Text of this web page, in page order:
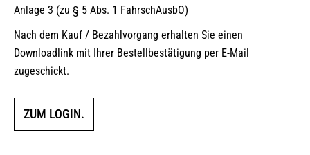
Anlage 3 (zu § 5 Abs. 1 FahrschAusbO)
Nach dem Kauf / Bezahlvorgang erhalten Sie einen
Downloadlink mit Ihrer Bestellbestätigung per E-Mail
zugeschickt.
ZUM LOGIN.